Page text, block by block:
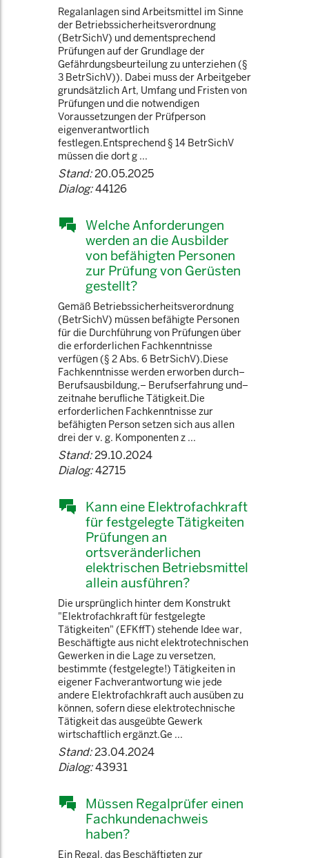
Regalanlagen sind Arbeitsmittel im Sinne
der Betriebssicherheitsverordnung
(BetrSichV) und dementsprechend
Prüfungen auf der Grundlage der
Gefährdungsbeurteilung zu unterziehen (§
3 BetrSichV)). Dabei muss der Arbeitgeber
grundsätzlich Art, Umfang und Fristen von
Prüfungen und die notwendigen
Voraussetzungen der Prüfperson
eigenverantwortlich
festlegen.Entsprechend § 14 BetrSichV
müssen die dort g ...
Stand:20.05.2025
Dialog:44126
Welche Anforderungen
werden an die Ausbilder
von befähigten Personen
zur Prüfung von Gerüsten
gestellt?
Gemäß Betriebssicherheitsverordnung
(BetrSichV) müssen befähigte Personen
für die Durchführung von Prüfungen über
die erforderlichen Fachkenntnisse
verfügen (§ 2 Abs. 6 BetrSichV).Diese
Fachkenntnisse werden erworben durch−
Berufsausbildung,− Berufserfahrung und−
zeitnahe berufliche Tätigkeit.Die
erforderlichen Fachkenntnisse zur
befähigten Person setzen sich aus allen
drei der v. g. Komponenten z ...
Stand:29.10.2024
Dialog:42715
Kann eine Elektrofachkraft
für festgelegte Tätigkeiten
Prüfungen an
ortsveränderlichen
elektrischen Betriebsmittel
allein ausführen?
Die ursprünglich hinter dem Konstrukt
"Elektrofachkraft für festgelegte
Tätigkeiten" (EFKffT) stehende Idee war,
Beschäftigte aus nicht elektrotechnischen
Gewerken in die Lage zu versetzen,
bestimmte (festgelegte!) Tätigkeiten in
eigener Fachverantwortung wie jede
andere Elektrofachkraft auch ausüben zu
können, sofern diese elektrotechnische
Tätigkeit das ausgeübte Gewerk
wirtschaftlich ergänzt.Ge ...
Stand:23.04.2024
Dialog:43931
Müssen Regalprüfer einen
Fachkundenachweis
haben?
Ein Regal, das Beschäftigten zur